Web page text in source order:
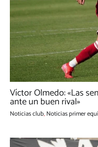
Víctor Olmedo: «Las
ante un buen rival»
Noticias club,Noticias primer